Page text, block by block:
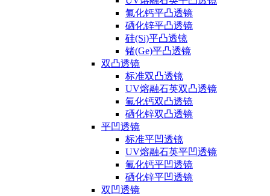
氟化钙平凸透镜
硒化锌平凸透镜
硅(Si)平凸透镜
锗(Ge)平凸透镜
双凸透镜
标准双凸透镜
UV熔融石英双凸透镜
氟化钙双凸透镜
硒化锌双凸透镜
平凹透镜
标准平凹透镜
UV熔融石英平凹透镜
氟化钙平凹透镜
硒化锌平凹透镜
双凹透镜